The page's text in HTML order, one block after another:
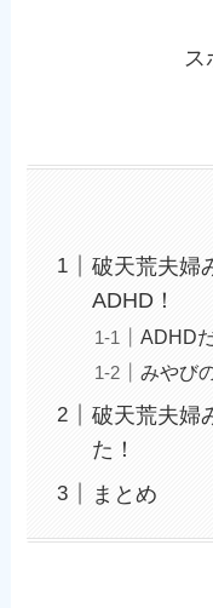
ス
破天荒夫婦
ADHD！
ADHD
みやび
破天荒夫婦
た！
まとめ